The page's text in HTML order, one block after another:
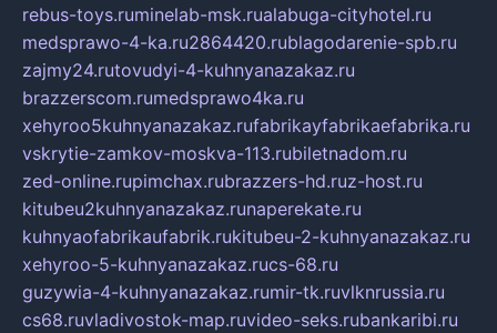
rebus-toys.ruminelab-msk.rualabuga-cityhotel.ru
medsprawo-4-ka.ru2864420.rublagodarenie-spb.ru
zajmy24.rutovudyi-4-kuhnyanazakaz.ru
brazzerscom.rumedsprawo4ka.ru
xehyroo5kuhnyanazakaz.rufabrikayfabrikaefabrika.ru
vskrytie-zamkov-moskva-113.rubiletnadom.ru
zed-online.rupimchax.rubrazzers-hd.ruz-host.ru
kitubeu2kuhnyanazakaz.runaperekate.ru
kuhnyaofabrikaufabrik.rukitubeu-2-kuhnyanazakaz.ru
xehyroo-5-kuhnyanazakaz.rucs-68.ru
guzywia-4-kuhnyanazakaz.rumir-tk.ruvlknrussia.ru
cs68.ruvladivostok-map.ruvideo-seks.rubankaribi.ru